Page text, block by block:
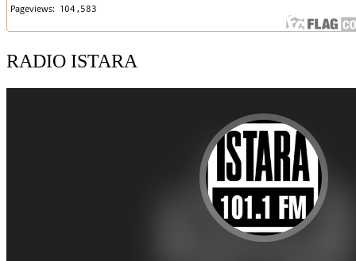
RADIO ISTARA